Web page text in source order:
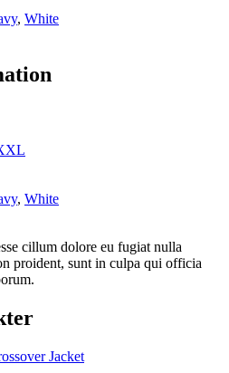
, White
, White
cillum dolore eu fugiat nulla
proident, sunt in culpa qui officia